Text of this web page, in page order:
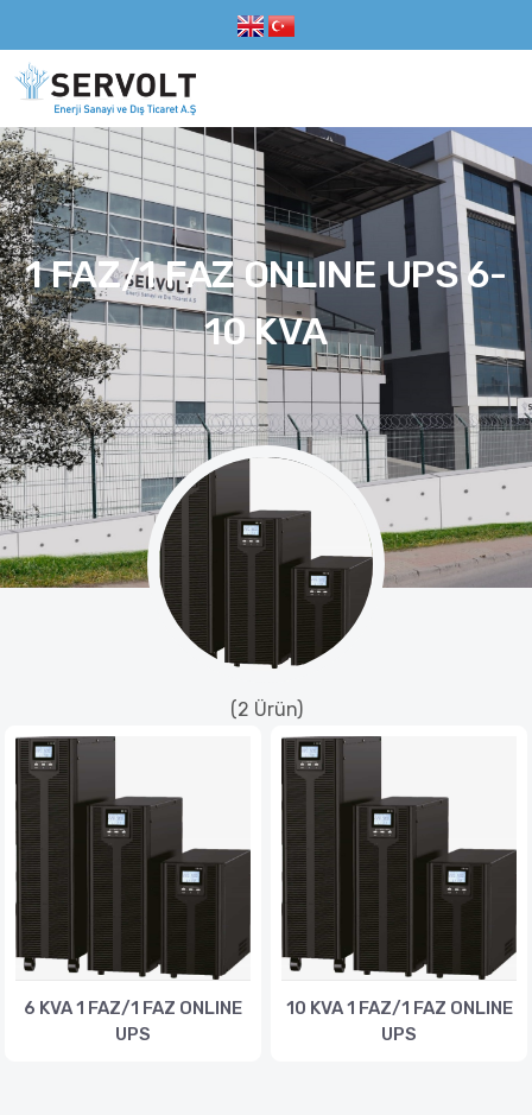
1 FAZ/1 FAZ ONLINE UPS 6-
10 KVA
(2 Ürün)
6 KVA 1 FAZ/1 FAZ ONLINE
UPS
10 KVA 1 FAZ/1 FAZ ONLINE
UPS